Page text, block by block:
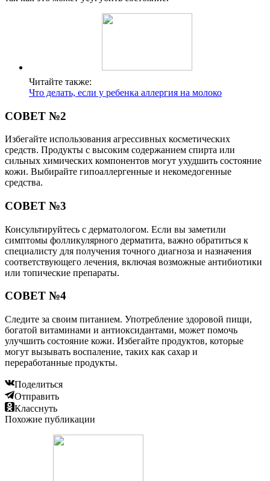
Читайте также:
Что делать, если у ребенка аллергия на молоко
СОВЕТ №2
Избегайте использования агрессивных косметических
средств. Продукты с высоким содержанием спирта или
сильных химических компонентов могут ухудшить состояние
кожи. Выбирайте гипоаллергенные и некомедогенные
средства.
СОВЕТ №3
Консультируйтесь с дерматологом. Если вы заметили
симптомы фолликулярного дерматита, важно обратиться к
специалисту для получения точного диагноза и назначения
соответствующего лечения, включая возможные антибиотики
или топические препараты.
СОВЕТ №4
Следите за своим питанием. Употребление здоровой пищи,
богатой витаминами и антиоксидантами, может помочь
улучшить состояние кожи. Избегайте продуктов, которые
могут вызывать воспаление, таких как сахар и
переработанные продукты.
Поделиться
Отправить
Класснуть
Похожие публикации